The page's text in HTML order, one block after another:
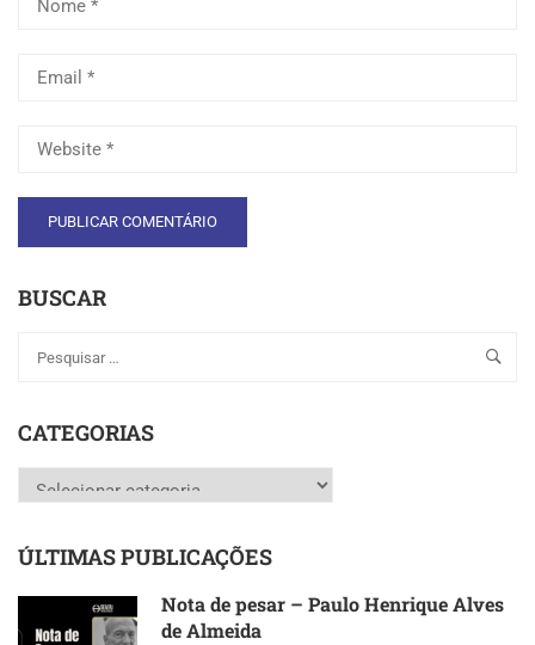
BUSCAR
CATEGORIAS
Categorias
ÚLTIMAS PUBLICAÇÕES
Nota de pesar – Paulo Henrique Alves
de Almeida